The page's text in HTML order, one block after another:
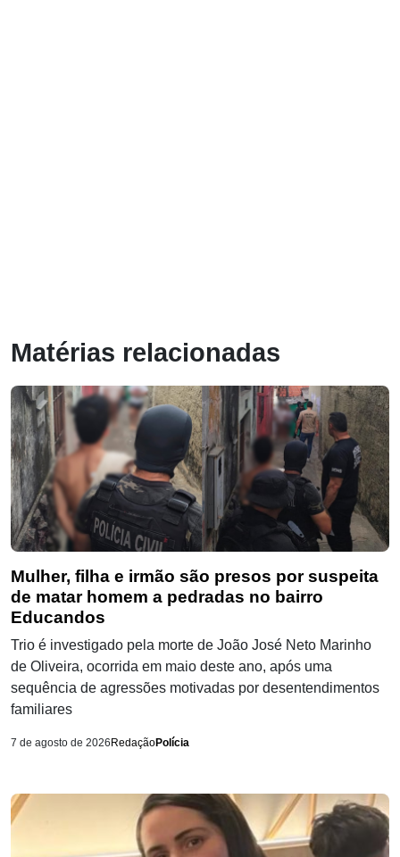
Matérias relacionadas
Mulher, filha e irmão são presos por suspeita
de matar homem a pedradas no bairro
Educandos
Trio é investigado pela morte de João José Neto Marinho
de Oliveira, ocorrida em maio deste ano, após uma
sequência de agressões motivadas por desentendimentos
familiares
7 de agosto de 2026 RedaçãoPolícia